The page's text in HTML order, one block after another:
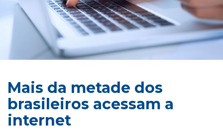
Mais da metade dos
brasileiros acessam a
internet